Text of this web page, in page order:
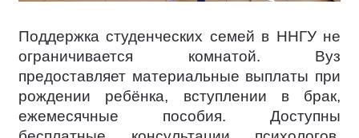
Поддержка студенческих семей в ННГУ не
ограничивается комнатой. Вуз
предоставляет материальные выплаты при
рождении ребёнка, вступлении в брак,
ежемесячные пособия. Доступны